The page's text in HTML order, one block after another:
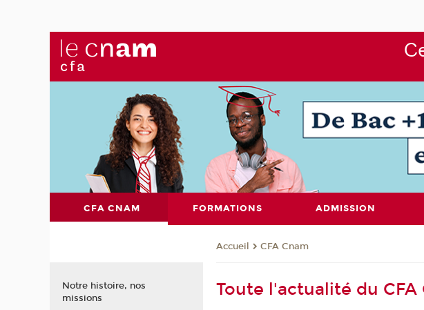
CFA CNAM FORMATIONS ADMISSION
Accueil CFA Cnam
Toute l'actualité du CFA
Notre histoire, nos
missions